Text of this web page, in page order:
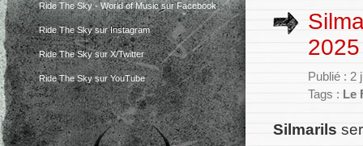
Ride The Sky - World of Music sur Facebook
Ride The Sky sur Instagram
Ride The Sky sur X/Twitter
Ride The Sky sur YouTube
Publié : 2
Tags : Le
Silmarils